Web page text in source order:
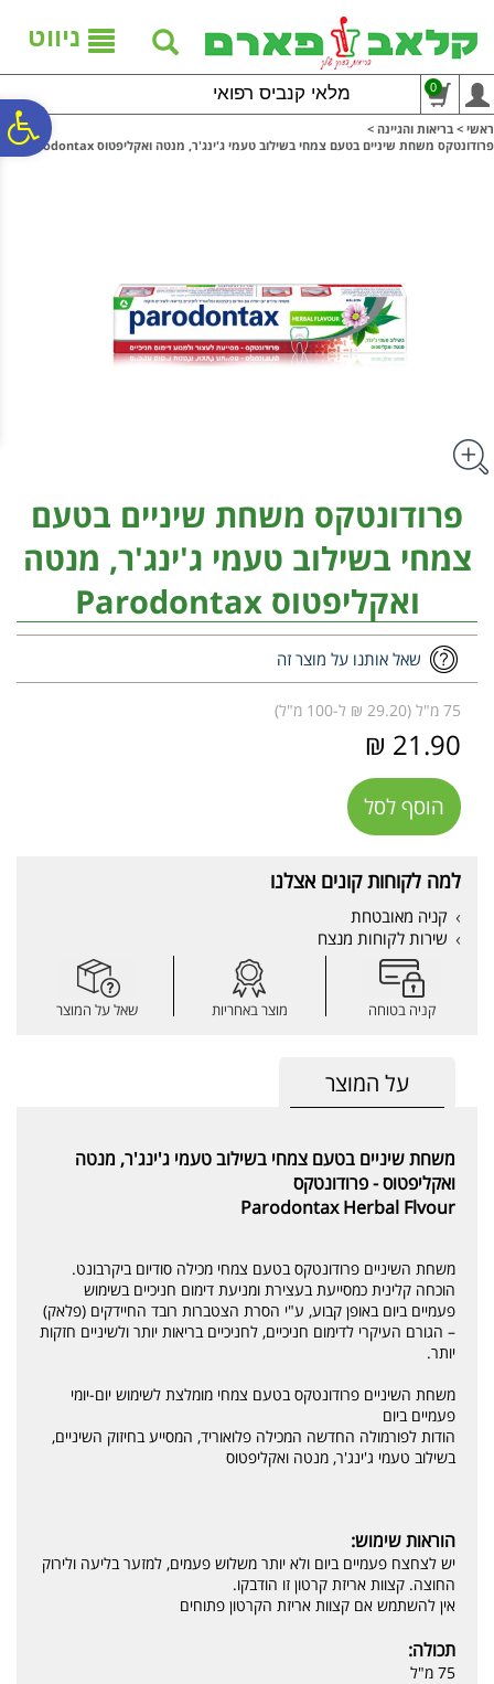
נגישות
אתר
המרכזי
ניווט
מלאי קנביס רפואי 0
ראשי > בריאות והגיינה >
פרודונטקס משחת שיניים בטעם צמחי בשילוב טעמי ג'ינג'ר, מנטה ואקליפטוס Parodontax
פרודונטקס משחת שיניים בטעם
צמחי בשילוב טעמי ג'ינג'ר, מנטה
ואקליפטוס Parodontax
שאל אותנו על מוצר זה
75 מ"ל (29.20 ₪ ל-100 מ"ל)
21.90 ₪
הוסף לסל
למה לקוחות קונים אצלנו
קניה מאובטחת
שירות לקוחות מנצח
קניה בטוחה מוצר באחריות שאל על המוצר
על המוצר
משחת שיניים בטעם צמחי בשילוב טעמי ג'ינג'ר, מנטה
ואקליפטוס - פרודונטקס
Parodontax Herbal Flvour
משחת השיניים פרודונטקס בטעם צמחי מכילה סודיום ביקרבונט.
הוכחה קלינית כמסייעת בעצירת ומניעת דימום חניכיים בשימוש
פעמיים ביום באופן קבוע, ע"י הסרת הצטברות רובד החיידקים (פלאק)
– הגורם העיקרי לדימום חניכיים, לחניכיים בריאות יותר ולשיניים חזקות
יותר.
משחת השיניים פרודונטקס בטעם צמחי מומלצת לשימוש יום-יומי
פעמיים ביום
הודות לפורמולה החדשה המכילה פלואוריד, המסייע בחיזוק השיניים,
בשילוב טעמי ג'ינג'ר, מנטה ואקליפטוס
הוראות שימוש:
יש לצחצח פעמיים ביום ולא יותר משלוש פעמים, למזער בליעה ולירוק
החוצה. קצוות אריזת קרטון זו הודבקו.
אין להשתמש אם קצוות אריזת הקרטון פתוחים
תכולה:
75 מ"ל